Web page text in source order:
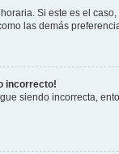
Si este es el
las demás
incorrecto!
siendo incorrecta,